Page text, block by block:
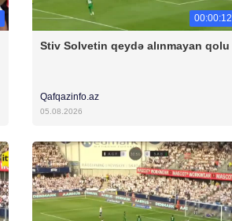
00:00:12
Stiv Solvetin qeydə alınmayan qolu
Qafqazinfo.az
05.08.2026